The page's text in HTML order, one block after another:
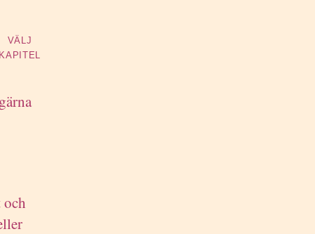
VÄLJ
KAPITEL